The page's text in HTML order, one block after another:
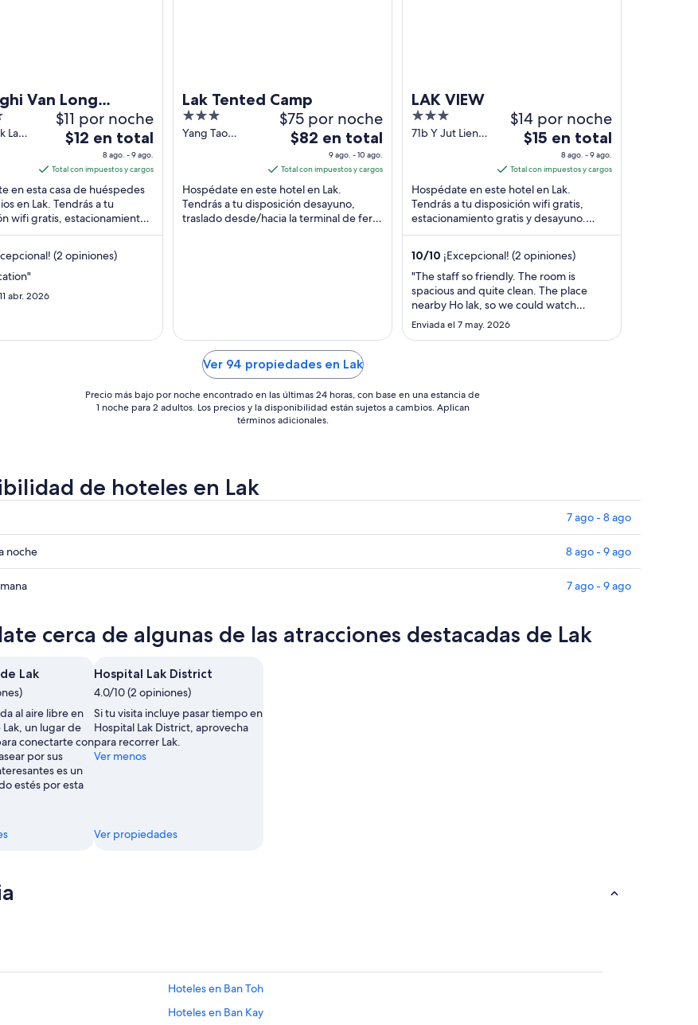
Van Long
Lak
$11 por noche
El
es
de
$12
en
total
por
al
$12 en total
8 ago. - 9 ago.
Total con impuestos y cargos
en esta casa de huéspedes
en Lak. Tendrás a tu
wifi gratis, estacionamiento
Estarás muy cerca de
(2 opiniones)
abr. 2026
Lak Tented Camp
3
out
Yang Tao
$75 por noche
El
es
de
$82
en
al
10
ago
$82 en total
9 ago. - 10 ago.
Total con impuestos y cargos
Hospédate en este hotel en Lak.
Tendrás a tu disposición desayuno,
traslado desde/hacia la terminal de ferry
LAK VIEW
3
out
71b Y Jut Lien
$14 por noche
El
es
de
$15
en
total
por
noche
del
8
al
$15 en total
8 ago. - 9 ago.
Total con impuestos y cargos
Hospédate en este hotel en Lak.
Tendrás a tu disposición wifi gratis,
estacionamiento gratis y desayuno.
Estarás muy cerca de Parque Lake de
10/10 ¡Excepcional! (2 opiniones)
"The staff so friendly. The room is
spacious and quite clean. The place
nearby Ho lak, so we could watch
beautiful sunrise and sunset over the
lake. And we had experience with riding
Enviada el 7 may. 2026
Ver 94 propiedades en Lak
Precio más bajo por noche encontrado en las últimas 24 horas, con base en una estancia de
1 noche para 2 adultos. Los precios y la disponibilidad están sujetos a cambios. Aplican
términos adicionales.
de hoteles en Lak
7 ago - 8 ago
noche 8 ago - 9 ago
7 ago - 9 ago
cerca de algunas de las atracciones destacadas de Lak
Lak
al aire libre en
Lak, un lugar de
conectarte con
por sus
es un
estés por esta
Hospital Lak District
4.0/10 (2 opiniones)
Si tu visita incluye pasar tiempo en
Hospital Lak District, aprovecha
para recorrer Lak.
Ver menos
Ver propiedades
Hoteles en Ban Toh
Hoteles en Ban Kay